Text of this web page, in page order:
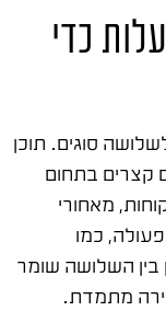
כדי
סוגים. תוכן
קצרים בתחום
מאחורי
כמו
בין השלושה שומר
מתמדת.